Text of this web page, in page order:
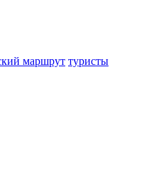
маршрут туристы